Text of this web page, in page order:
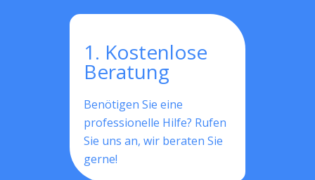
1. Kostenlose
Beratung
Benötigen Sie eine
professionelle Hilfe? Rufen
Sie uns an, wir beraten Sie
gerne!